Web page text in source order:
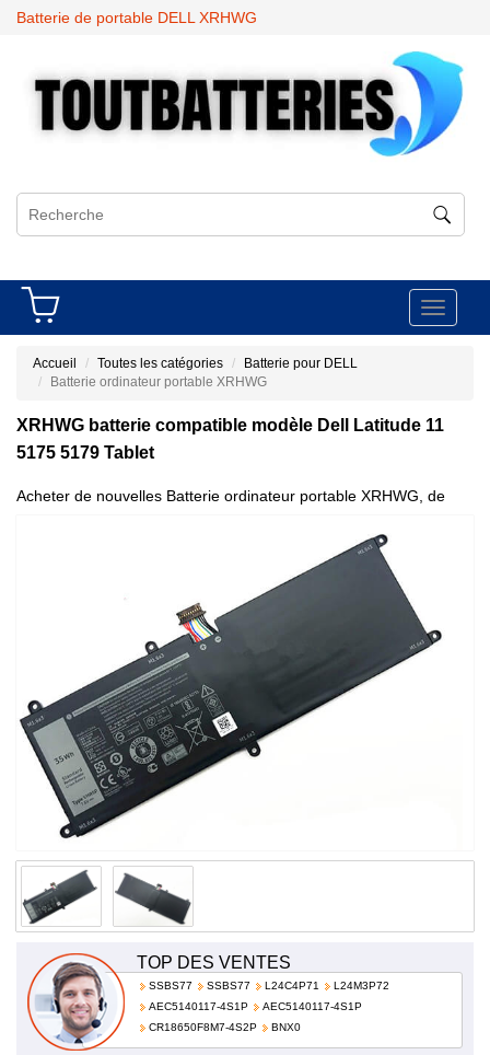
Batterie de portable DELL XRHWG
Toggle
Accueil Toutes les catégories
Batterie pour DELL
Batterie ordinateur portable XRHWG
XRHWG batterie compatible modèle Dell Latitude 11
5175 5179 Tablet
Acheter de nouvelles Batterie ordinateur portable XRHWG, de
TOP DES VENTES
SSBS77 SSBS77 L24C4P71
L24M3P72
AEC5140117-4S1P
AEC5140117-4S1P
CR18650F8M7-4S2P
BNX0